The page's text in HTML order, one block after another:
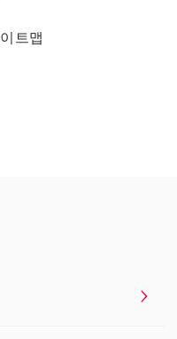
트맵